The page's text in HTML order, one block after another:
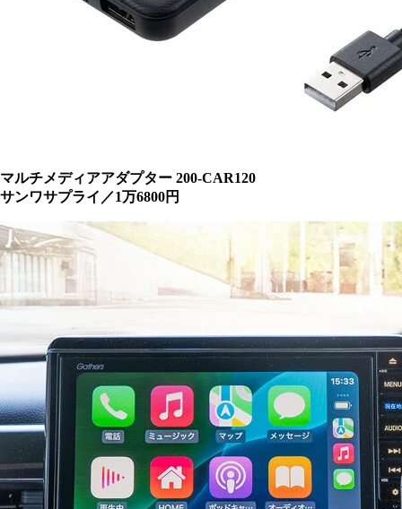
マルチメディアアダプター 200-CAR120
サンワサプライ／1万6800円